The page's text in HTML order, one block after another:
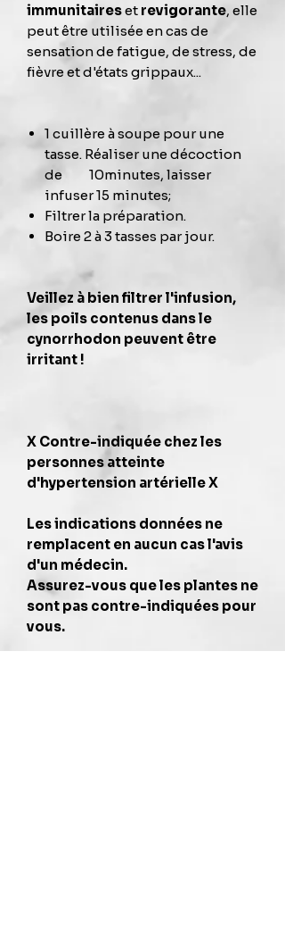
immunitaireset revigorante, elle
peut être utilisée en cas de
sensation de fatigue, de stress, de
fièvre et d'états grippaux...
1 cuillère à soupe pour une
tasse. Réaliser une décoction
de 10minutes, laisser
infuser 15 minutes;
Filtrer la préparation.
Boire 2 à 3 tasses par jour.
Veillez à bien filtrer l'infusion,
les poils contenus dans le
cynorrhodon peuvent être
irritant !
X Contre-indiquée chez les
personnes atteinte
d'hypertension artérielle X
Les indications données ne
remplacent en aucun cas l'avis
d'un médecin.
Assurez-vous que les plantes ne
sont pas contre-indiquées pour
vous.